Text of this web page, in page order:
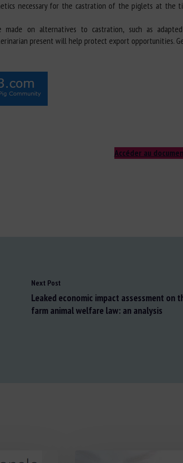
necessary for the castration of the piglets at the
on alternatives to castration, such as
present will help protect export opportunities.
Accéder au
Next Post
Leaked economic impact assessment on
farm animal welfare law: an analysis